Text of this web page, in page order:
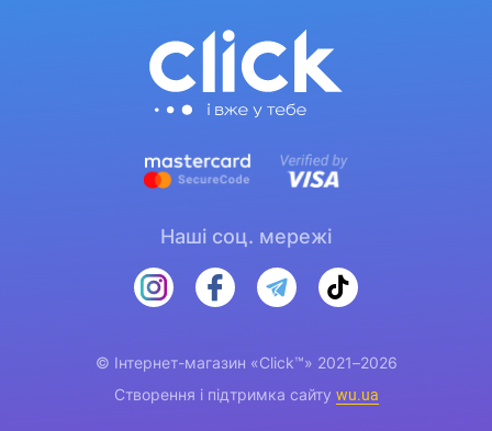
Наші соц. мережі
© Інтернет-магазин «Click™» 2021–2026
Створення і підтримка сайту wu.ua